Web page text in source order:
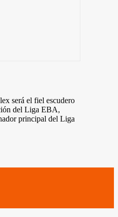
será el fiel escudero
del Liga EBA,
principal del Liga